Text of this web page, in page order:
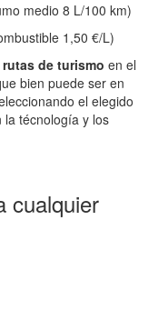
medio 8 L/100 km)
1,50 €/L)
rutas de turismo en el
bien puede ser en
el elegido
la técnología y los
cualquier